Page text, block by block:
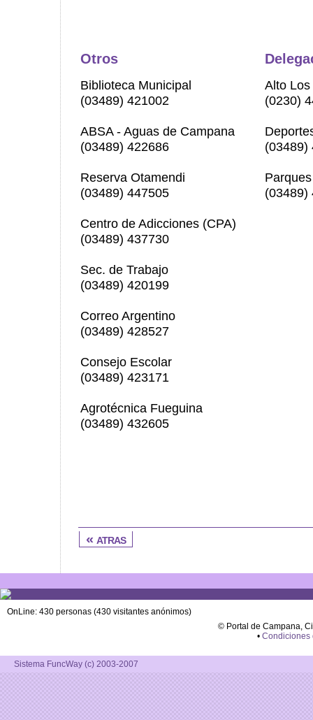
Otros
Biblioteca Municipal
(03489) 421002
ABSA - Aguas de Campana
(03489) 422686
Reserva Otamendi
(03489) 447505
Centro de Adicciones (CPA)
(03489) 437730
Sec. de Trabajo
(03489) 420199
Correo Argentino
(03489) 428527
Consejo Escolar
(03489) 423171
Agrotécnica Fueguina
(03489) 432605
Alto
(0230)
(03489)
(03489)
« atras
OnLine: 430 personas (430 visitantes anónimos)
© Portal de Campana,
• Condiciones
Sistema FuncWay (c) 2003-2007